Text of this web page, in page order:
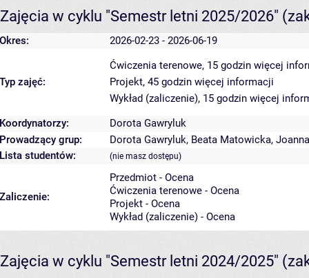
Zajęcia w cyklu "Semestr letni 2025/2026"
Okres: 2026-02-23 - 2026-06-19
Typ zajęć:
Ćwiczenia terenowe, 15 godzin więcej
Projekt, 45 godzin więcej informacji
Wykład (zaliczenie), 15 godzin więcej
Koordynatorzy:
Dorota Gawryluk
Prowadzący grup:
Dorota Gawryluk, Beata Matowicka,
Lista studentów:
(nie masz dostępu)
Zaliczenie:
Przedmiot - Ocena
Ćwiczenia terenowe - Ocena
Projekt - Ocena
Wykład (zaliczenie) - Ocena
Zajęcia w cyklu "Semestr letni 2024/2025"